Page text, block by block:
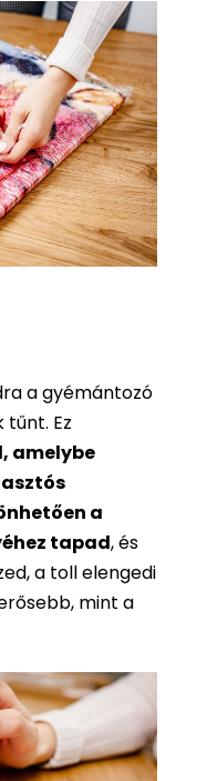
a gyémántozó
tűnt. Ez
amelybe
a
tapad, és
a toll elengedi
mint a